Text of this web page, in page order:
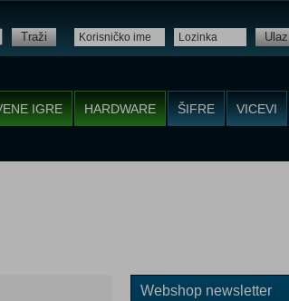
Traži Ulaz
IGRE HARDWARE ŠIFRE VICEVI
Webshop newsletter